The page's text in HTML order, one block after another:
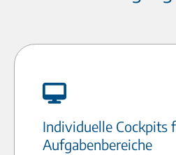
Individuelle Cockpits
Aufgabenbereiche